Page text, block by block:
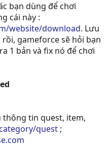
bạn dùng để chơi
cái này :
website/download. Lưu
gameforce sẽ hỏi bạn
1 bản và fix nó để chơi
tin quest, item,
quest ;